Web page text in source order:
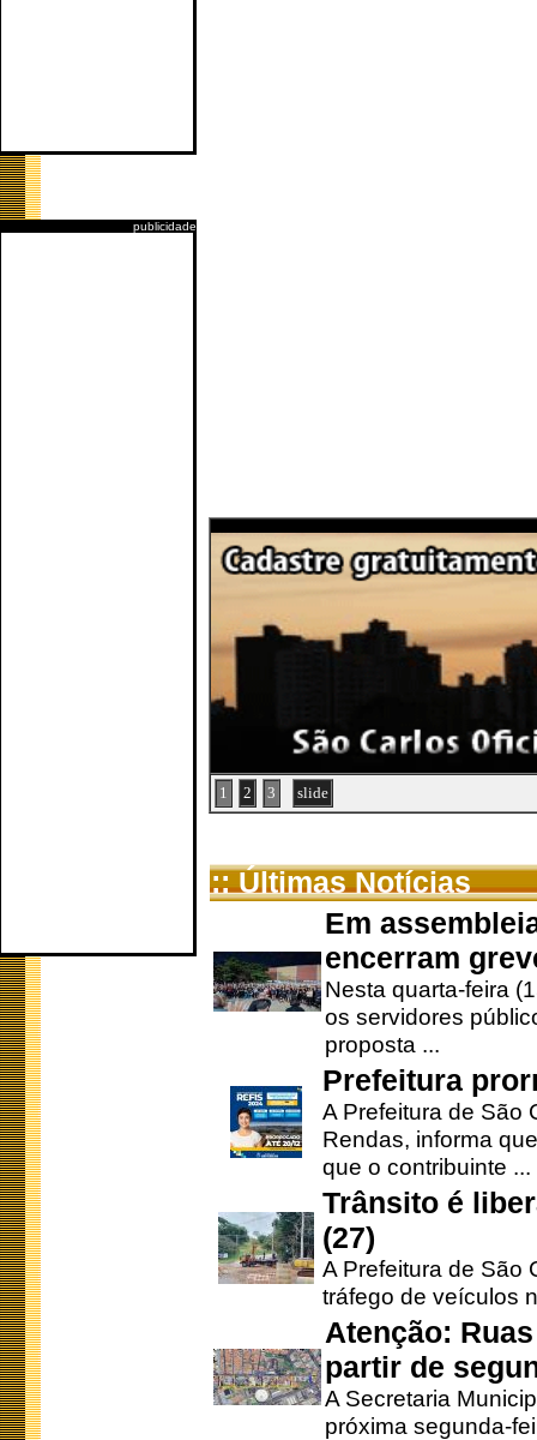
publicidade
1 2 3 slide
:: Últimas Notícias
Em
encerram
Nesta quarta-feira
os servidores
proposta ...
Prefeitura
A Prefeitura de São
Rendas, informa
que o contribuinte ...
Trânsito é
(27)
A Prefeitura de São
tráfego de veículos
Atenção:
partir de
A Secretaria
próxima segunda-